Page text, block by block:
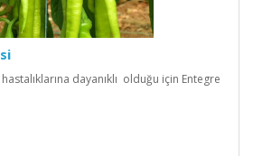
dayanıklı olduğu için Entegre